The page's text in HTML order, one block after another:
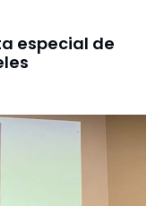
especial de